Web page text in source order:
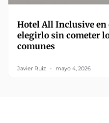
Hotel All Inclusive en
elegirlo sin cometer
comunes
Javier Ruiz mayo 4, 2026